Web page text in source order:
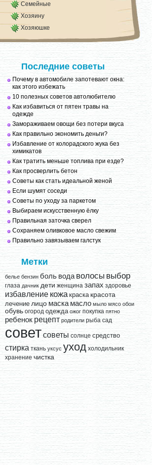
Семейные
Хозяину
Хозяюшке
Последние советы
Почему в автомобиле запотевают окна:
как этого избежать
10 полезных советов автолюбителю
Как избавиться от пятен травы на
одежде
Замораживаем овощи без потери вкуса
Как правильно экономить деньги?
Избавление от колорадского жука без
химикатов
Как тратить меньше топлива при езде?
Как просверлить бетон
Советы как стать идеальной женой
Если шумят соседи
Советы по уходу за паркетом
Выбираем искусственную ёлку
Правильная заточка сверел
Сохраняем оливковое масло свежим
Правильно завязываем галстук
Метки
белье бензин боль вода волосы выбор
глаза дачник дети женщина запах здоровье
избавление кожа краска красота
лечение лицо маска масло мыло мясо обои
обувь огород одежда ожог покупка пятно
ребенок рецепт родители рыба сад
советсоветы солнце средство
стирка ткань уксус уход холодильник
хранение чистка